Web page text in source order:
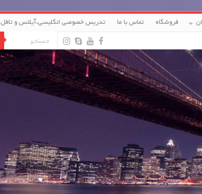
فروشگاه تماس با ما تدریس خصوصی انگلیسی،آیلتس و تافل